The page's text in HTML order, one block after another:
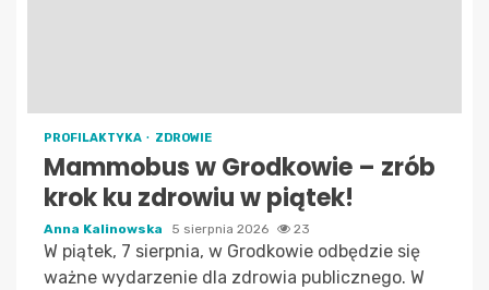
PROFILAKTYKA ZDROWIE
Mammobus w Grodkowie – zrób
krok ku zdrowiu w piątek!
Anna Kalinowska 5 sierpnia 2026 23
W piątek, 7 sierpnia, w Grodkowie odbędzie się
ważne wydarzenie dla zdrowia publicznego. W